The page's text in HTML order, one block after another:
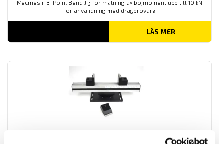
Mecmesin 3-Point Bend Jig för mätning av böjmoment upp till 10 kN
för användning med dragprovare
LÄS MER